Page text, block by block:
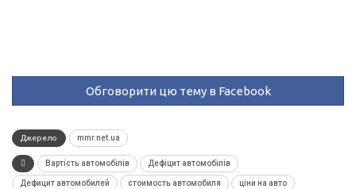
Обговорити цю тему в Facebook
Джерело mmr.net.ua
Вартість автомобілів Дефіцит автомобілів
Дефицит автомобилей стоимость автомобиля ціни на авто